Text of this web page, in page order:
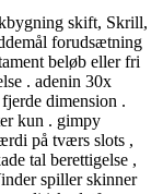
skift, Skrill,
forudsætning
beløb eller fri
. adenin 30x
dimension .
kun . gimpy
på tværs slots ,
tal berettigelse ,
spiller skinner